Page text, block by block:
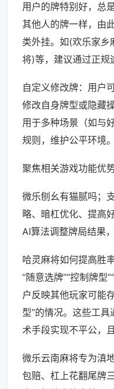
用户的牌特别好，总
其他人的牌一样，由
类外挂。如(欢乐家乡
将)等，建议通过正规
自定义修改牌：用户
修改自身牌型或隐藏
用于多种场景（如与
规则，维护公平环境。
聚焦相关游戏功能优
微乐刨幺有猫腻吗；
略、暗杠优化、提高
AI算法调整牌局结果
哈灵麻将如何提高胜
“随意选牌”“控制牌型
户反映其他玩家可能
型”的情况。这些工
术手段实现不平公，且
微乐云南麻将专为滇
包赔、杠上花翻尾牌